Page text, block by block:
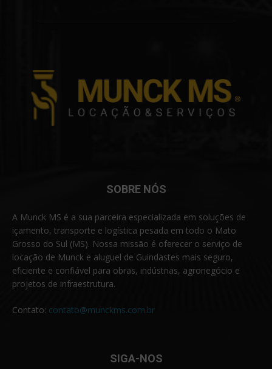
SOBRE NÓS
A Munck MS é a sua parceira especializada em soluções de
içamento, transporte e logística pesada em todo o Mato
Grosso do Sul (MS). Nossa missão é oferecer o serviço de
locação de Munck e aluguel de Guindastes mais seguro,
eficiente e confiável para obras, indústrias, agronegócio e
projetos de infraestrutura.
Contato: contato@munckms.com.br
SIGA-NOS